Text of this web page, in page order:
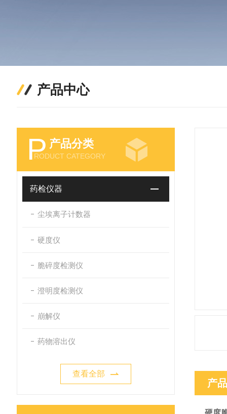
产品中心
P 产品分类
RODUCT CATEGORY
药检仪器
尘埃离子计数器
硬度仪
脆碎度检测仪
澄明度检测仪
崩解仪
药物溶出仪
查看全部
产